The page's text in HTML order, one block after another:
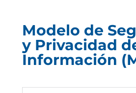
Modelo de
y Privacidad
Información